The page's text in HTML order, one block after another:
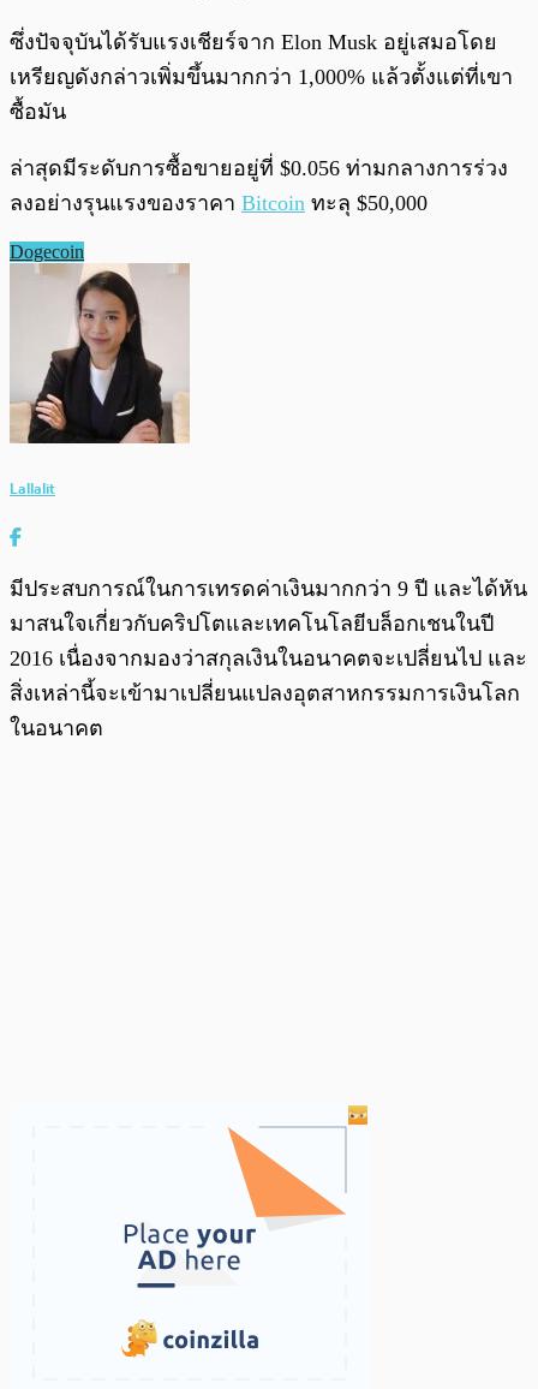
ซึ่งปัจจุบันได้รับแรงเชียร์จาก Elon Musk อยู่เสมอโดย
เหรียญดังกล่าวเพิ่มขึ้นมากกว่า 1,000% แล้วตั้งแต่ที่เขา
ซื้อมัน
ล่าสุดมีระดับการซื้อขายอยู่ที่ $0.056 ท่ามกลางการร่วง
ลงอย่างรุนแรงของราคา Bitcoin ทะลุ $50,000
Dogecoin
Lallalit
มีประสบการณ์ในการเทรดค่าเงินมากกว่า 9 ปี และได้หัน
มาสนใจเกี่ยวกับคริปโตและเทคโนโลยีบล็อกเชนในปี
2016 เนื่องจากมองว่าสกุลเงินในอนาคตจะเปลี่ยนไป และ
สิ่งเหล่านี้จะเข้ามาเปลี่ยนแปลงอุตสาหกรรมการเงินโลก
ในอนาคต